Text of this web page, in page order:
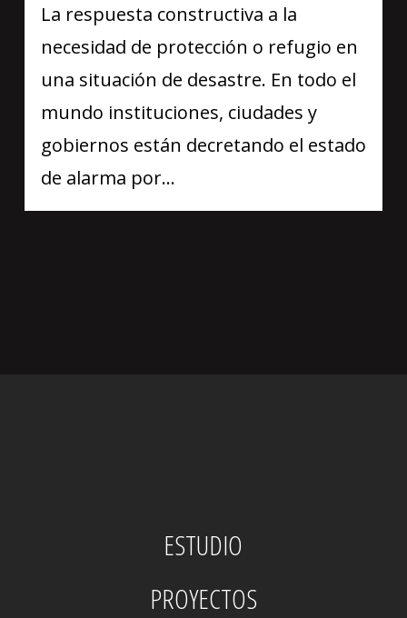
La respuesta constructiva a la
necesidad de protección o refugio en
una situación de desastre. En todo el
mundo instituciones, ciudades y
gobiernos están decretando el estado
de alarma por…
ESTUDIO
PROYECTOS